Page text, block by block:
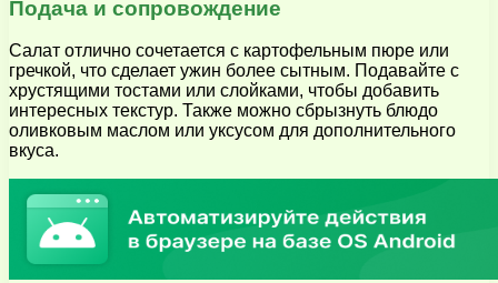
Подача и сопровождение
Салат отлично сочетается с картофельным пюре или
гречкой, что сделает ужин более сытным. Подавайте с
хрустящими тостами или слойками, чтобы добавить
интересных текстур. Также можно сбрызнуть блюдо
оливковым маслом или уксусом для дополнительного
вкуса.